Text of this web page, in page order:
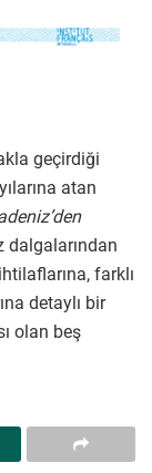
geçirdiği
atan
dalgalarından
farklı
detaylı bir
olan beş